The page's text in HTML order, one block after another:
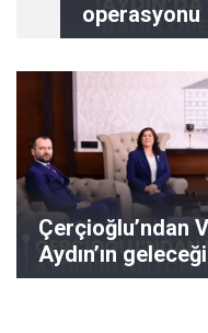
operasyonu
Çerçioğlu’ndan
Aydın’ın